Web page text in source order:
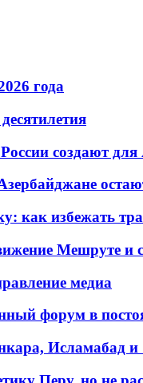
года
создают для
как избежать
Мешруте и
медиа
форум в
Исламабад